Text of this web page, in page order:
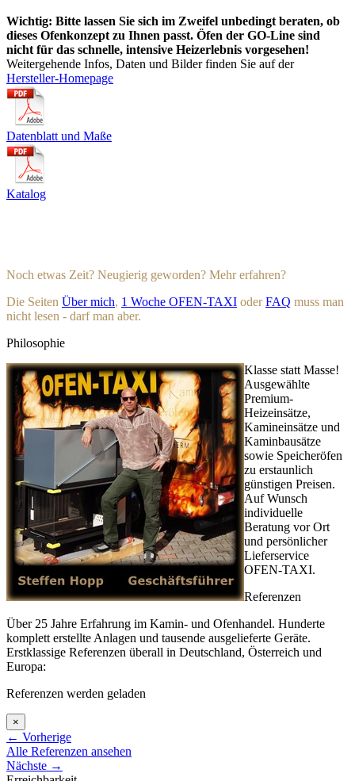
Wichtig: Bitte lassen Sie sich im Zweifel unbedingt beraten, ob
dieses Ofenkonzept zu Ihnen passt. Öfen der GO-Line sind
nicht für das schnelle, intensive Heizerlebnis vorgesehen!
Weitergehende Infos, Daten und Bilder finden Sie auf der
Hersteller-Homepage
Datenblatt und Maße
Katalog
Noch etwas Zeit? Neugierig geworden? Mehr erfahren?
Die Seiten Über mich, 1 Woche OFEN-TAXI oderFAQ muss man
nicht lesen - darf man aber.
Philosophie
Klasse statt Masse!
Ausgewählte
Premium-
Heizeinsätze,
Kamineinsätze und
Kaminbausätze
sowie Speicheröfen
zu erstaunlich
günstigen Preisen.
Auf Wunsch
individuelle
Beratung vor Ort
und persönlicher
Lieferservice
OFEN-TAXI.
Referenzen
Über 25 Jahre Erfahrung im Kamin- und Ofenhandel. Hunderte
komplett erstellte Anlagen und tausende ausgelieferte Geräte.
Erstklassige Referenzen überall in Deutschland, Österreich und
Europa:
Referenzen werden geladen
×
← Vorherige
Alle Referenzen ansehen
Nächste →